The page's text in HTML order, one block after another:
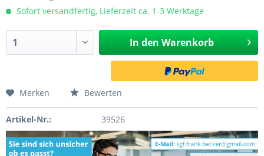
Sofort versandfertig, Lieferzeit ca. 1-3 Werktage
In den Warenkorb
Merken Bewerten
Artikel-Nr.: 39526